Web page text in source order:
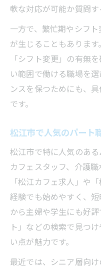
軟な対応が可能か質問す
一方で、繁忙期やシフ
が生じることもあります
「シフト変更」の有無
い範囲で働ける職場を
ンスを保つためにも、
です。
松江市で人気のパート
松江市で特に人気のある
カフェスタッフ、介護
「松江カフェ求人」や
経験でも始めやすく、
から主婦や学生にも好
ト」などの検索で見つ
い点が魅力です。
最近では、シニア層向